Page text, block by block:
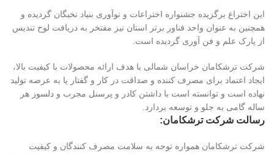
این اختراع برگزیده جشنواره اختراعات و نوآوری بنیاد نخبگان گردیده و
همچنین به عنوان واحد فناور برتر استان نیز مفتخر به دریافت لوح تندیس
از پارک علم و فن آوری گردیده است.
شرکت ترشکامان خراسان شمالی با هدف ارائه محصولات با کیفیت بالا،
ایجاد اعتماد برای مصرف کننده و صداقت در کار و گفتار پا به عرصه تولید
نهاده است و توانسته است با داشتن کادر و پرسنل مجرب و دلسوز هر
ساله گامی به جلو و توسعه بردارد.
رسالت شرکت ترشکامان:
شرکت ترشکامان همواره توجه به سلامت مصرف کنندگان و کیفیت